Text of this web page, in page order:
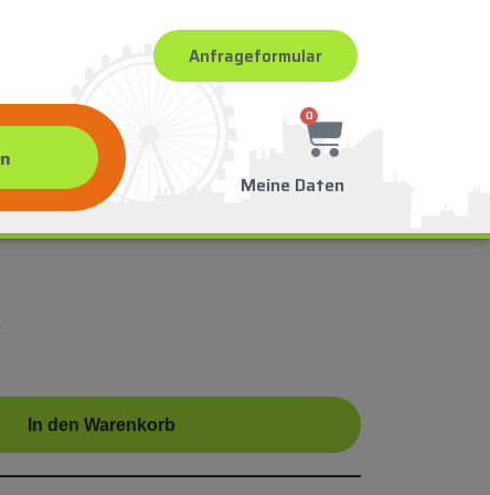
Anfrageformular
0
Meine Daten
In den Warenkorb